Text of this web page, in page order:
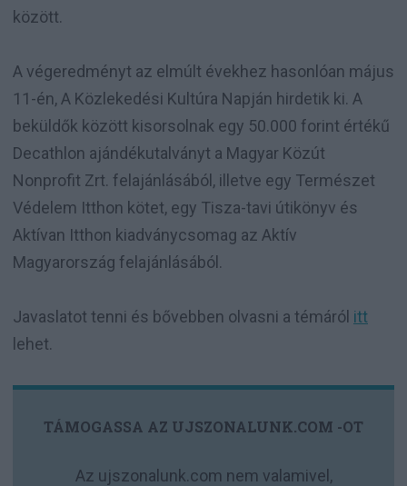
között.
A végeredményt az elmúlt évekhez hasonlóan május
11-én, A Közlekedési Kultúra Napján hirdetik ki. A
beküldők között kisorsolnak egy 50.000 forint értékű
Decathlon ajándékutalványt a Magyar Közút
Nonprofit Zrt. felajánlásából, illetve egy Természet
Védelem Itthon kötet, egy Tisza-tavi útikönyv és
Aktívan Itthon kiadványcsomag az Aktív
Magyarország felajánlásából.
Javaslatot tenni és bővebben olvasni a témáról itt
lehet.
TÁMOGASSA AZ UJSZONALUNK.COM -OT
Az ujszonalunk.com nem valamivel,